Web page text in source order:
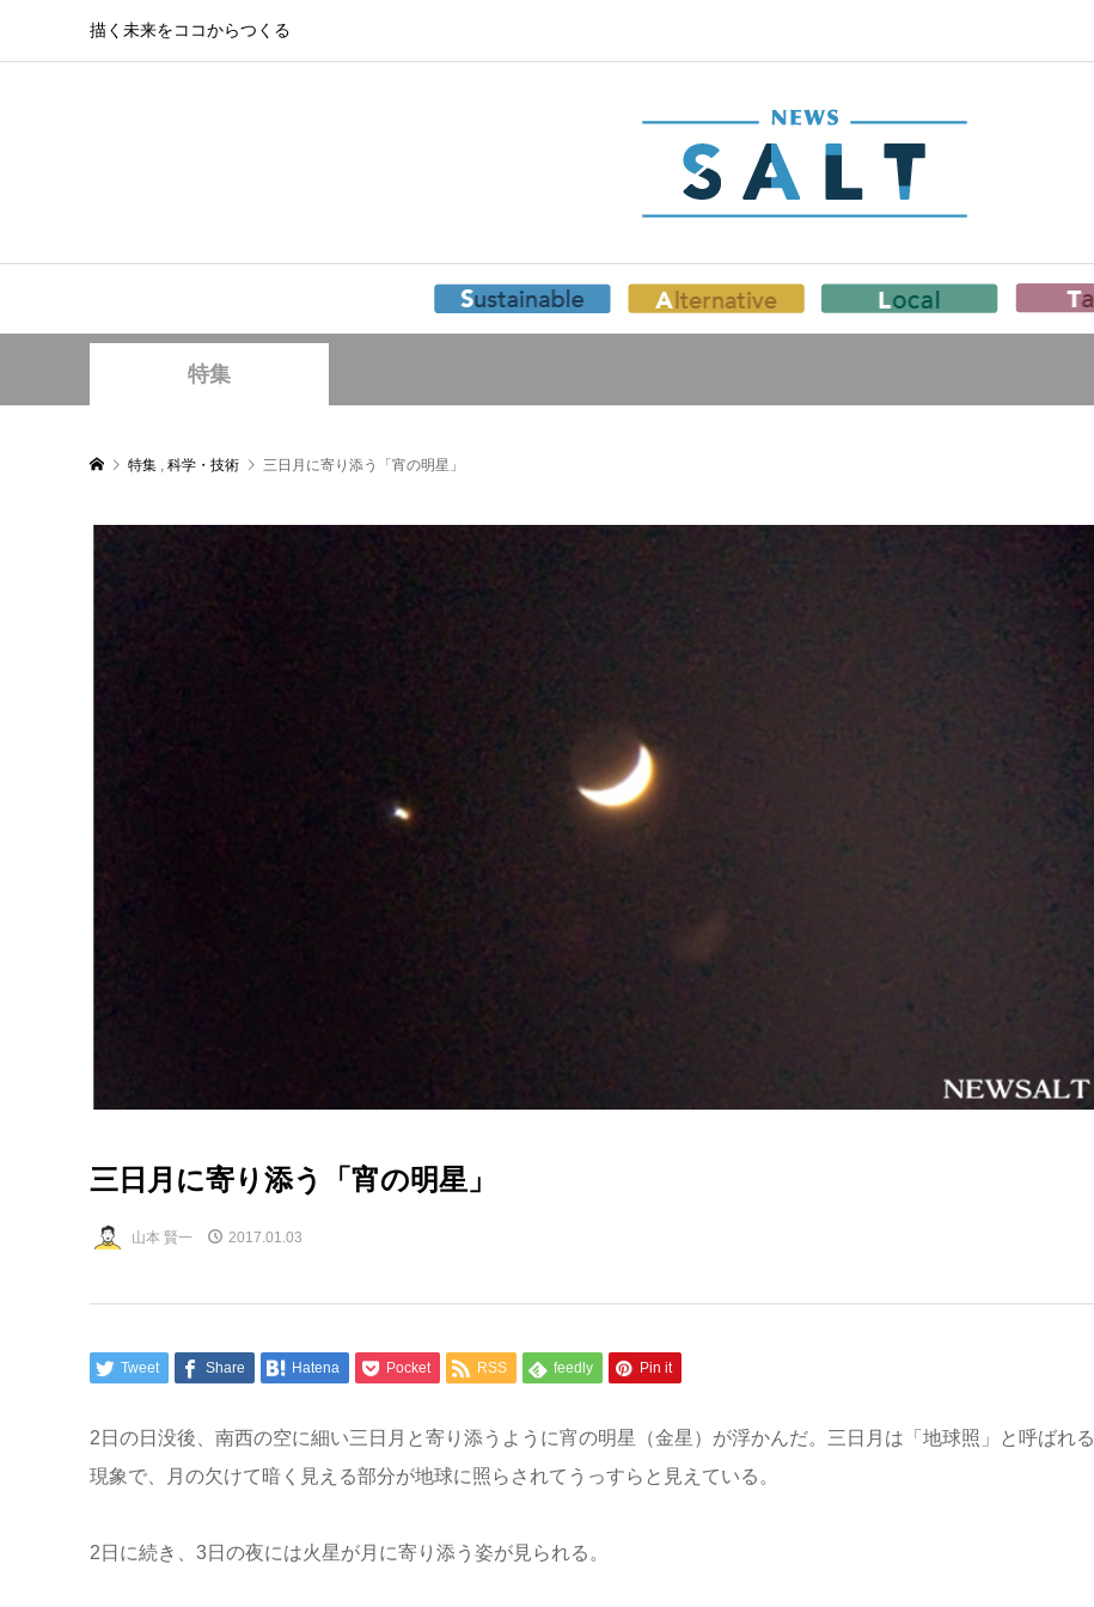
描く未来をココからつくる
特集
特集 , 科学・技術 三日月に寄り添う「宵の明星」
三日月に寄り添う「宵の明星」
山本 賢一 2017.01.03
Tweet Share Hatena Pocket RSS feedly Pin it
2日の日没後、南西の空に細い三日月と寄り添うように宵の明星（金星）が浮かんだ。三日月は「地球照」と呼ばれる
現象で、月の欠けて暗く見える部分が地球に照らされてうっすらと見えている。
2日に続き、3日の夜には火星が月に寄り添う姿が見られる。